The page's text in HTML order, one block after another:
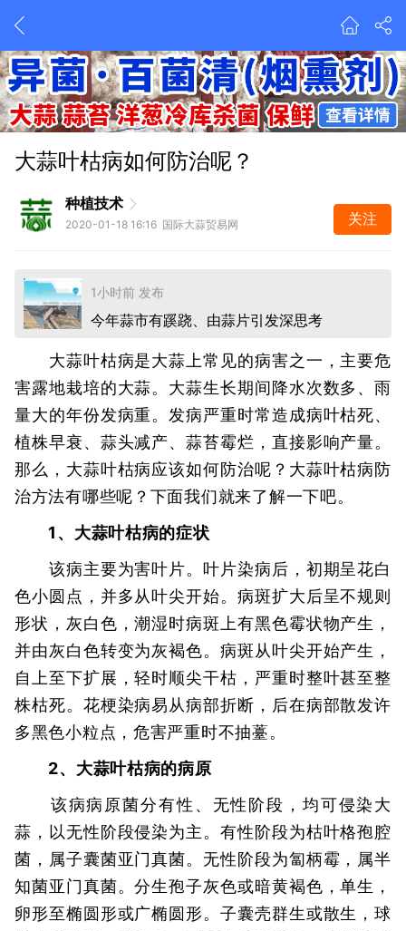
大蒜叶枯病如何防治呢？
种植技术
2020-01-18 16:16 国际大蒜贸易网 关注
2026-8-4 08:09 发布
今年蒜市有蹊跷、由蒜片引发深思考
2026-8-4 08:09 发布
1小时前 发布
大蒜叶枯病是大蒜上常见的病害之一，主要危
害露地栽培的大蒜。大蒜生长期间降水次数多、雨
量大的年份发病重。发病严重时常造成病叶枯死、
植株早衰、蒜头减产、蒜苔霉烂，直接影响产量。
那么，大蒜叶枯病应该如何防治呢？大蒜叶枯病防
治方法有哪些呢？下面我们就来了解一下吧。
1、大蒜叶枯病的症状
该病主要为害叶片。叶片染病后，初期呈花白
色小圆点，并多从叶尖开始。病斑扩大后呈不规则
形状，灰白色，潮湿时病斑上有黑色霉状物产生，
并由灰白色转变为灰褐色。病斑从叶尖开始产生，
自上至下扩展，轻时顺尖干枯，严重时整叶甚至整
株枯死。花梗染病易从病部折断，后在病部散发许
多黑色小粒点，危害严重时不抽薹。
2、大蒜叶枯病的病原
该病病原菌分有性、无性阶段，均可侵染大
蒜，以无性阶段侵染为主。有性阶段为枯叶格孢腔
菌，属子囊菌亚门真菌。无性阶段为匐柄霉，属半
知菌亚门真菌。分生孢子灰色或暗黄褐色，单生，
卵形至椭圆形或广椭圆形。子囊壳群生或散生，球